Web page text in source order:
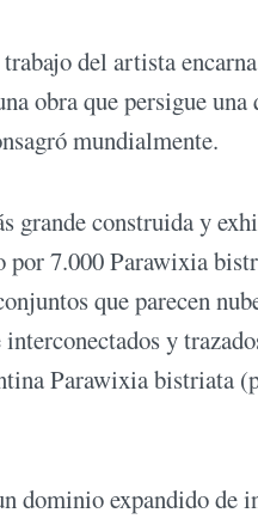
del artista
obra que persigue
mundialmente.
grande construida y
7.000 Parawixia
que parecen
y
Parawixia bistriata
dominio expandido de